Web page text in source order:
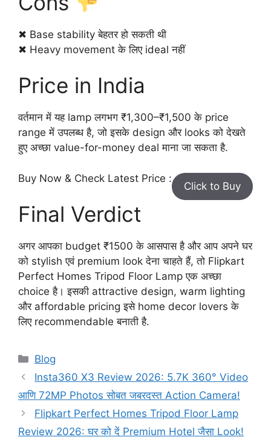
✖ Base stability बेहतर हो सकती थी
✖ Heavy movement के लिए ideal नहीं
Price in India
वर्तमान में यह lamp लगभग ₹1,300–₹1,500 के price
range में उपलब्ध है, जो इसके design और looks को देखते
हुए अच्छा value-for-money deal माना जा सकता है.
Buy Now & Check Latest Price :
Click to Buy
Final Verdict
अगर आपका budget ₹1500 के आसपास है और आप अपने घर
को stylish एवं premium look देना चाहते हैं, तो Flipkart
Perfect Homes Tripod Floor Lamp एक अच्छा
choice है। इसकी attractive design, warm lighting
और affordable pricing इसे home decor lovers के
लिए recommendable बनाती है.
Categories
Blog
Insta360 X3 Review 2026: 5.7K 360° Video
आणि 72MP Photos सोबत जबरदस्त Action Camera!
Flipkart Perfect Homes Tripod Floor Lamp
Review 2026: घर को दें Premium Hotel जैसा Look!